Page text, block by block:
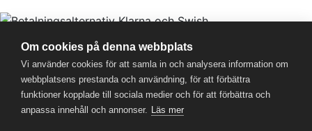
559357-5706
Om cookies på denna webbplats
Vi använder cookies för att samla in och analysera information om
webbplatsens prestanda och användning, för att förbättra
funktioner kopplade till sociala medier och för att förbättra och
anpassa innehåll och annonser. Läs mer